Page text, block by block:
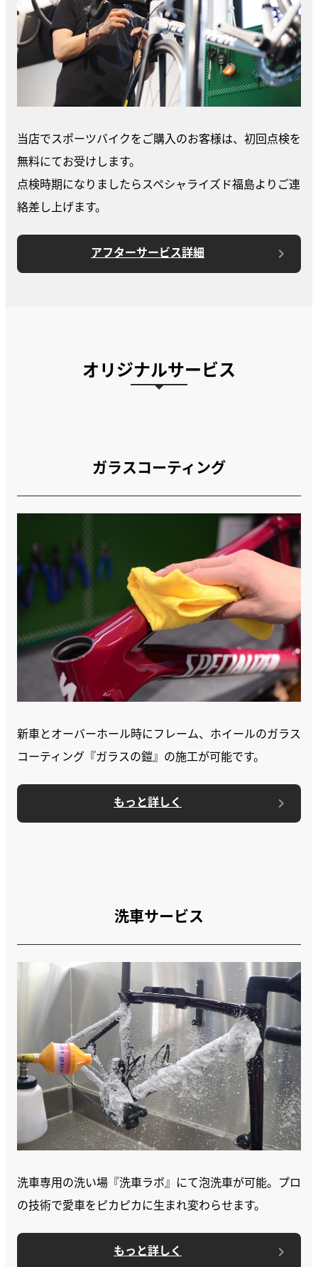
当店でスポーツバイクをご購入のお客様は、初回点検を
無料にてお受けします。
点検時期になりましたらスペシャライズド福島よりご連
絡差し上げます。
アフターサービス詳細
オリジナルサービス
ガラスコーティング
新車とオーバーホール時にフレーム、ホイールのガラス
コーティング『ガラスの鎧』の施工が可能です。
もっと詳しく
洗車サービス
洗車専用の洗い場『洗車ラボ』にて泡洗車が可能。プロ
の技術で愛車をピカピカに生まれ変わらせます。
もっと詳しく